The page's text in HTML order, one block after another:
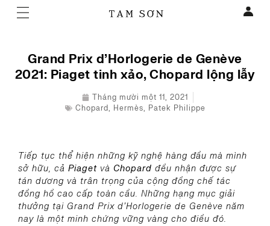
Grand Prix d’Horlogerie de Genève
2021: Piaget tinh xảo, Chopard lộng lẫy
Tháng mười một 11, 2021
Chopard, Hermès, Patek Philippe
Tiếp tục thể hiện những kỹ nghệ hàng đầu mà mình
sở hữu, cả Piaget và Chopard đều nhận được sự
tán dương và trân trọng của cộng đồng chế tác
đồng hồ cao cấp toàn cầu. Những hạng mục giải
thưởng tại Grand Prix d’Horlogerie de Genève năm
nay là một minh chứng vững vàng cho điều đó.